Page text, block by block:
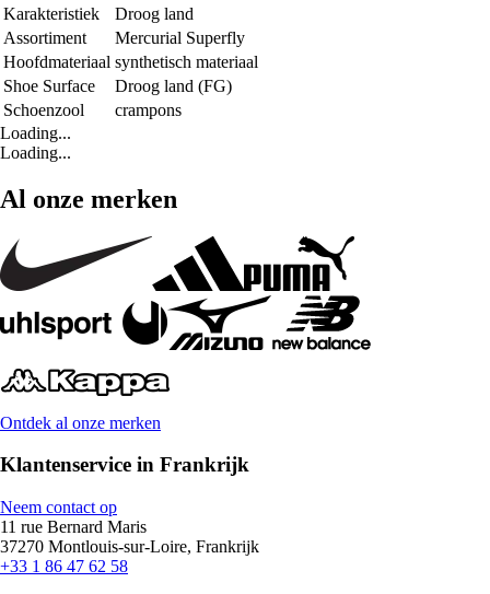
Karakteristiek
Droog land
Assortiment
Mercurial Superfly
Hoofdmateriaal synthetisch materiaal
Shoe Surface
Droog land (FG)
Schoenzool
crampons
Loading...
Loading...
Al onze merken
Ontdek al onze merken
Klantenservice in Frankrijk
Neem contact op
11 rue Bernard Maris
37270 Montlouis-sur-Loire, Frankrijk
+33 1 86 47 62 58